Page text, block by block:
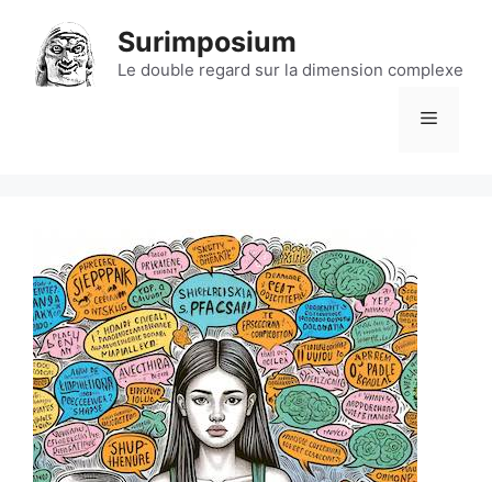
contenu
Surimposium
Le double regard sur la dimension complexe
Menu